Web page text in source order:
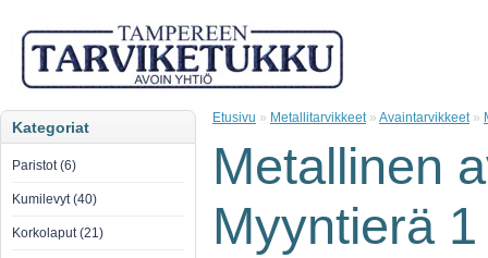
Kategoriat
Paristot (6)
Kumilevyt (40)
Korkolaput (21)
Etusivu » Metallitarvikkeet» Avaintarvikkeet»
Metallinen
Myyntierä